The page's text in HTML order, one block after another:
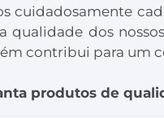
cuidadosamente
qualidade dos
contribui para um
produtos de